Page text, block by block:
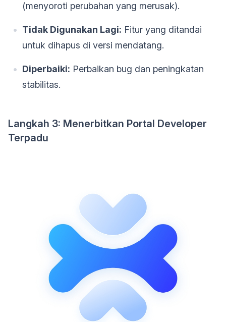
(menyoroti perubahan yang merusak).
Tidak Digunakan Lagi: Fitur yang ditandai
untuk dihapus di versi mendatang.
Diperbaiki: Perbaikan bug dan peningkatan
stabilitas.
Langkah 3: Menerbitkan Portal Developer
Terpadu